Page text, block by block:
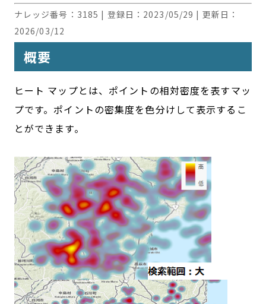
ナレッジ番号： 3185 | 登録日： 2023/05/29 | 更新日：
2026/03/12
概要
ヒート マップとは、ポイントの相対密度を表すマッ
プです。ポイントの密集度を色分けして表示するこ
とができます。